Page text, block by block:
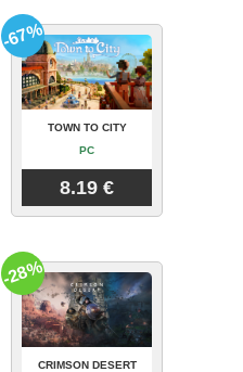
TOWN TO CITY
PC
8.19 €
-67%
CRIMSON DESERT
-28%